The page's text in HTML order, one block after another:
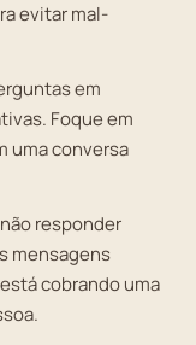
evitar mal-
em
Foque em
uma conversa
responder
mensagens
cobrando uma